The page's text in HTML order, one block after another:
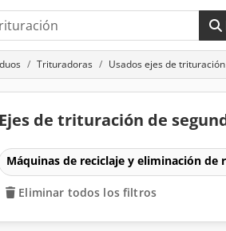
Trituradoras Usados ejes de trituración
de trituración de
Máquinas de reciclaje y eliminación de
Eliminar todos los filtros